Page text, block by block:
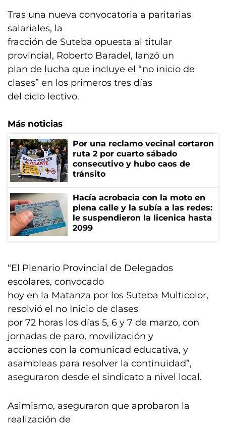
Tras una nueva convocatoria a paritarias
salariales, la
fracción de Suteba opuesta al titular
provincial, Roberto Baradel, lanzó un
plan de lucha que incluye el “no inicio de
clases” en los primeros tres días
del ciclo lectivo.
Más noticias
Por una reclamo vecinal cortaron
ruta 2 por cuarto sábado
consecutivo y hubo caos de
tránsito
Hacía acrobacia con la moto en
plena calle y la subía a las redes:
le suspendieron la licenica hasta
2099
“El Plenario Provincial de Delegados
escolares, convocado
hoy en la Matanza por los Suteba Multicolor,
resolvió el no Inicio de clases
por 72 horas los días 5, 6 y 7 de marzo, con
jornadas de paro, movilización y
acciones con la comunicad educativa, y
asambleas para resolver la continuidad”,
aseguraron desde el sindicato a nivel local.
Asimismo, aseguraron que aprobaron la
realización de